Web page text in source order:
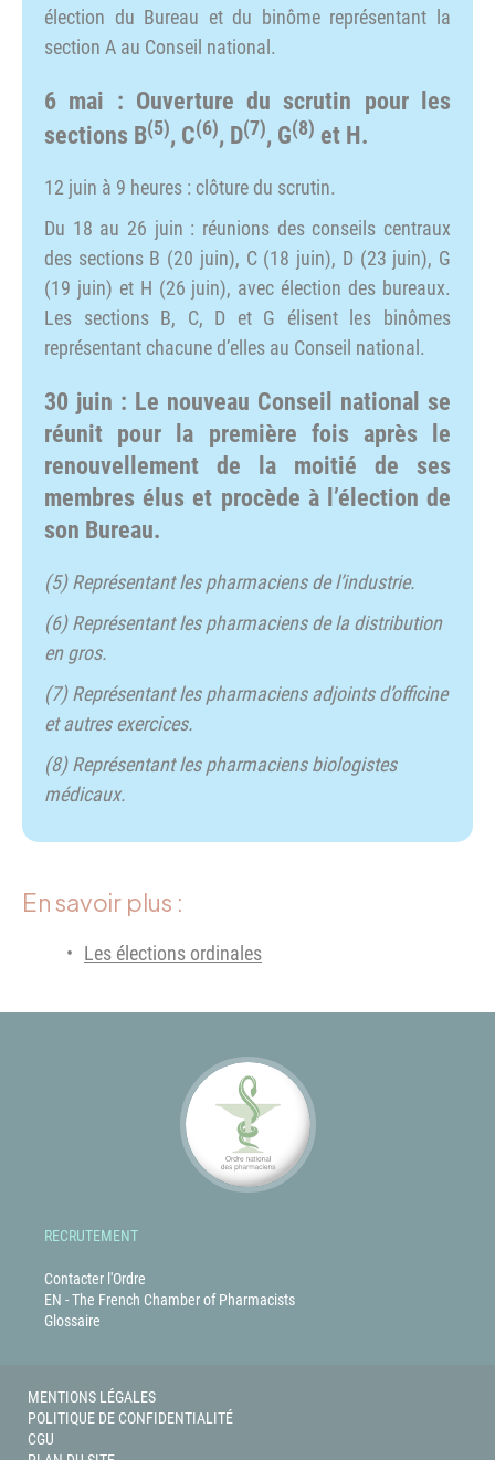
élection du Bureau et du binôme représentant la
section A au Conseil national.
6 mai : Ouverture du scrutin pour les
sections B(5), C(6), D(7), G(8) et H.
12 juin à 9 heures : clôture du scrutin.
Du 18 au 26 juin : réunions des conseils centraux
des sections B (20 juin), C (18 juin), D (23 juin), G
(19 juin) et H (26 juin), avec élection des bureaux.
Les sections B, C, D et G élisent les binômes
représentant chacune d’elles au Conseil national.
30 juin : Le nouveau Conseil national se
réunit pour la première fois après le
renouvellement de la moitié de ses
membres élus et procède à l’élection de
son Bureau.
(5) Représentant les pharmaciens de l’industrie.
(6) Représentant les pharmaciens de la distribution
en gros.
(7) Représentant les pharmaciens adjoints d’officine
et autres exercices.
(8) Représentant les pharmaciens biologistes
médicaux.
En savoir plus :
Les élections ordinales
RECRUTEMENT
Contacter l'Ordre
EN - The French Chamber of Pharmacists
Glossaire
MENTIONS LÉGALES
POLITIQUE DE CONFIDENTIALITÉ
CGU